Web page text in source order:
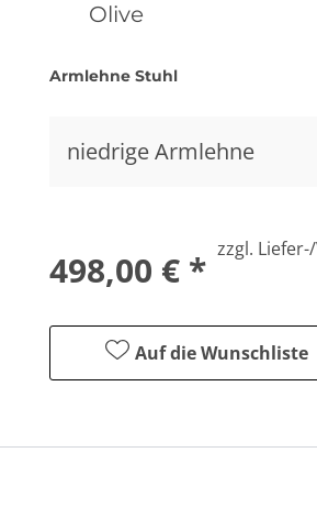
Olive
Armlehne Stuhl
niedrige Armlehne
498,00 € * zzgl.
Auf die Wunschliste